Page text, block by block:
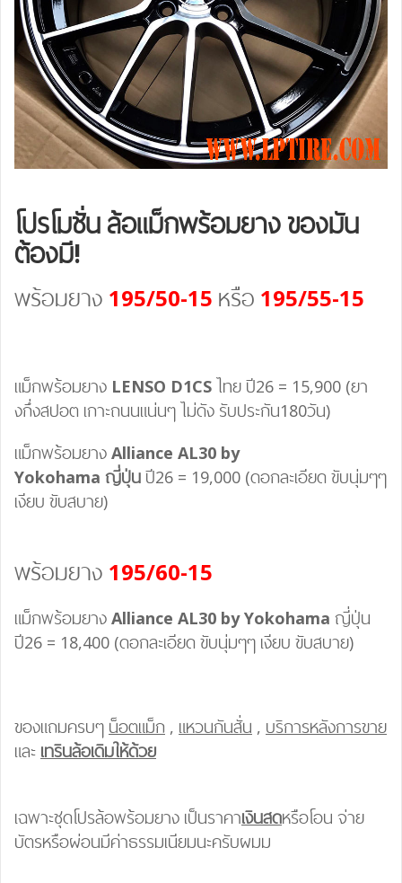
โปรโมชั่น ล้อแม็กพร้อมยาง ของมัน
ต้องมี!
พร้อมยาง 195/50-15 หรือ 195/55-15
แม็กพร้อมยาง LENSO D1CS ไทย ปี26 = 15,900 (ยา
งกึ่งสปอต เกาะถนนแน่นๆ ไม่ดัง รับประกัน180วัน)
แม็กพร้อมยาง Alliance AL30 by
Yokohama ญี่ปุ่น ปี26 = 19,000 (ดอกละเอียด ขับนุ่มๆๆ
เงียบ ขับสบาย)
พร้อมยาง 195/60-15
แม็กพร้อมยาง Alliance AL30 by Yokohama ญี่ปุ่น
ปี26 = 18,400 (ดอกละเอียด ขับนุ่มๆๆ เงียบ ขับสบาย)
ของแถมครบๆ น็อตแม็ก , แหวนกันสั่น , บริการหลังการขาย
และ เทรินล้อเดิมให้ด้วย
เฉพาะชุดโปรล้อพร้อมยาง เป็นราคาเงินสดหรือโอน จ่าย
บัตรหรือผ่อนมีค่าธรรมเนียมนะครับผมม